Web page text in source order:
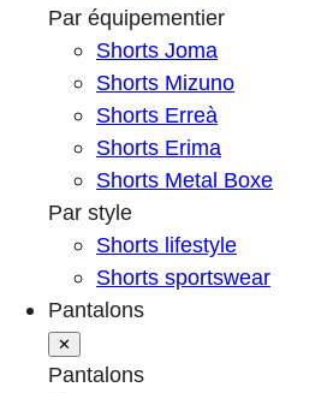
Par équipementier
Shorts Joma
Shorts Mizuno
Shorts Erreà
Shorts Erima
Shorts Metal Boxe
Par style
Shorts lifestyle
Shorts sportswear
Pantalons
✕
Pantalons